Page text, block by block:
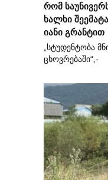
რომ
ხალხი
იანი გრანტით
„სტუდენტობა
ცხოვრებაში“,-